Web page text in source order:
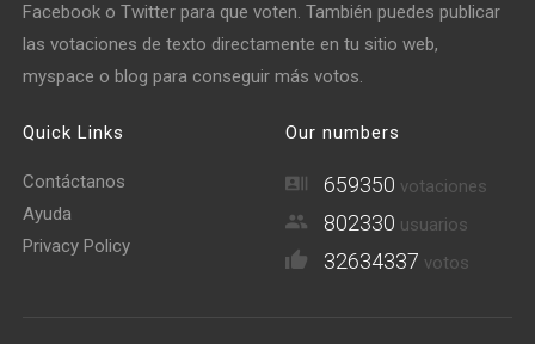
Facebook o Twitter para que voten. También puedes publicar
las votaciones de texto directamente en tu sitio web,
myspace o blog para conseguir más votos.
Quick Links
Contáctanos
Ayuda
Privacy Policy
Our numbers
659350 votaciones
802330 usuarios
32634337 votos